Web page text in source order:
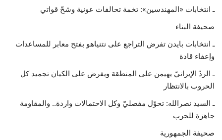
حياة
ـ انتخابات «المهندسين»: تخمة تحالفات عونية وشحّ قواتي
صحيفة البناء
ـ انتخابات بايدن تفرض التراجع على نتنياهو بفتح معابر للمساعدات
وإعفاء قادة
ـ الردّ الإيرانيّ يهيمن على المنطقة ويفرض على الكيان تجميد كل
الحروب بالانتظار
ـ السيد نصرالله: تحوّل مفصليّ وكل الاحتمالات واردة.. والمقاومة
جاهزة للحرب
صحيفة الجمهورية